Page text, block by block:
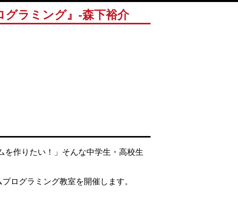
グラミング』-森下裕介
を作りたい！」そんな中学生・高校生
ログラミング教室を開催します。